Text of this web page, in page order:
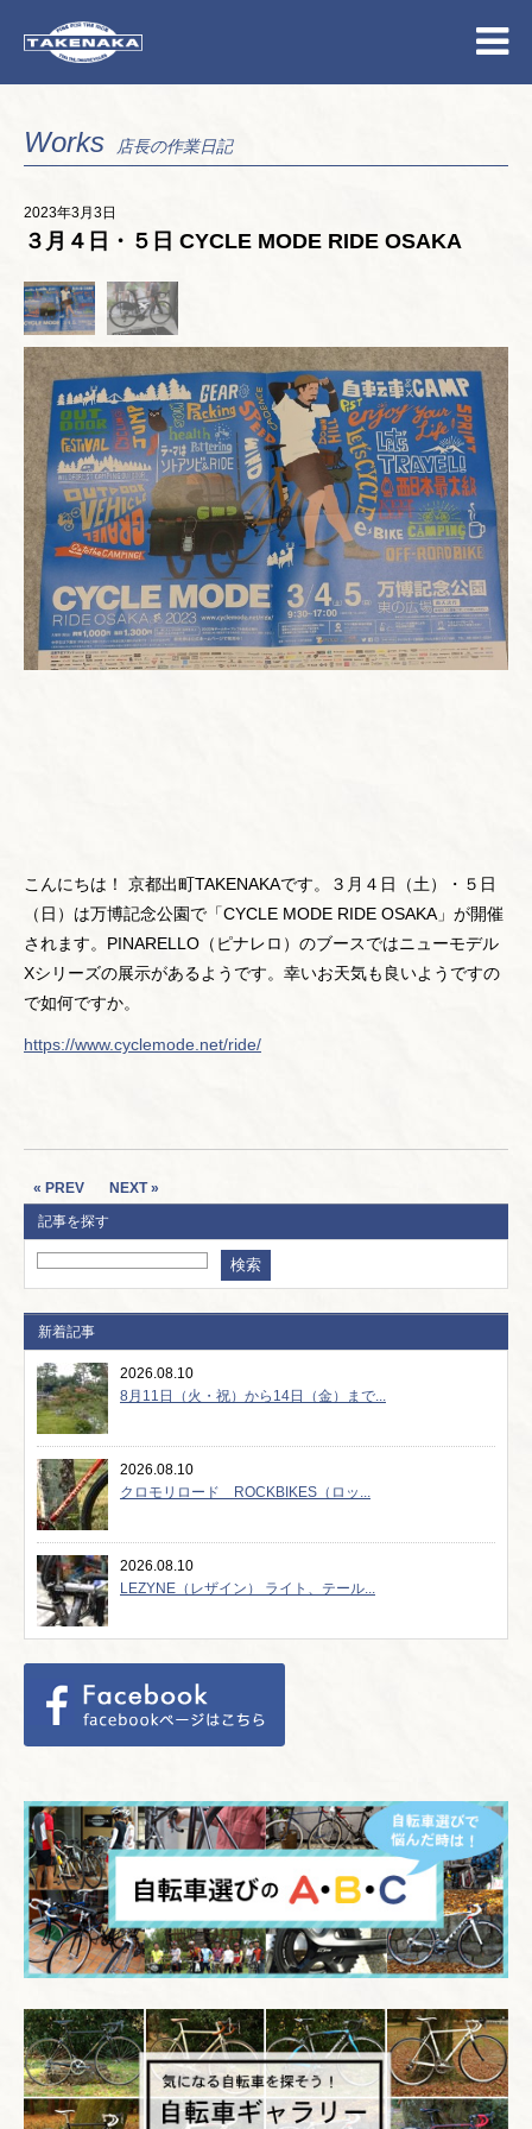
Works 店長の作業日記
2023年3月3日
３月４日・５日 CYCLE MODE RIDE OSAKA
こんにちは！ 京都出町TAKENAKAです。３月４日（土）・５日
（日）は万博記念公園で「CYCLE MODE RIDE OSAKA」が開催
されます。PINARELLO（ピナレロ）のブースではニューモデル
Xシリーズの展示があるようです。幸いお天気も良いようですの
で如何ですか。
https://www.cyclemode.net/ride/
« PREV
NEXT »
記事を探す
新着記事
2026.08.10
8月11日（火・祝）から14日（金）まで...
2026.08.10
クロモリロード ROCKBIKES（ロッ...
2026.08.10
LEZYNE（レザイン） ライト、テール...